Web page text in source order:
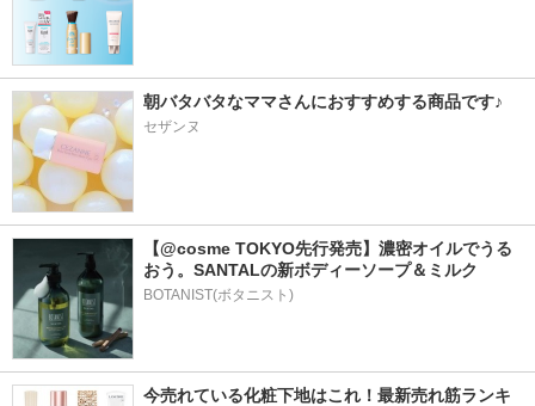
朝バタバタなママさんにおすすめする商品です♪
セザンヌ
【@cosme TOKYO先行発売】濃密オイルでうる
おう。SANTALの新ボディーソープ＆ミルク
BOTANIST(ボタニスト)
今売れている化粧下地はこれ！最新売れ筋ランキ